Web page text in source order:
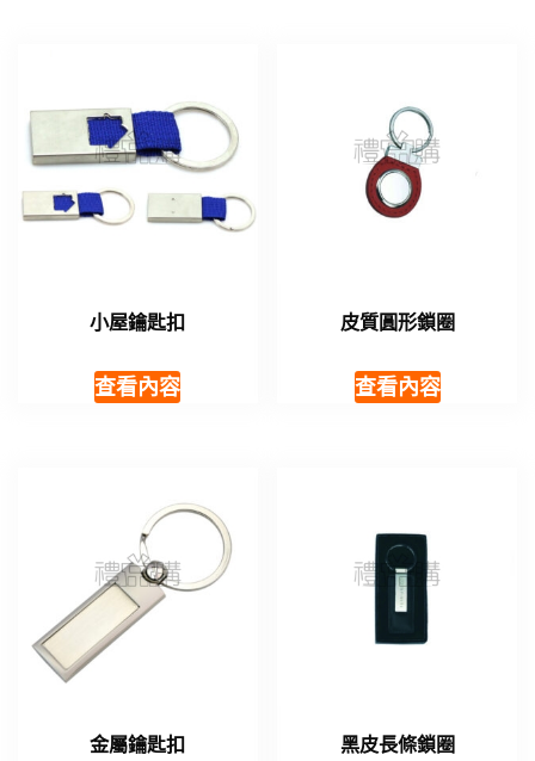
小屋鑰匙扣
查看內容
皮質圓形鎖圈
查看內容
金屬鑰匙扣 黑皮長條鎖圈